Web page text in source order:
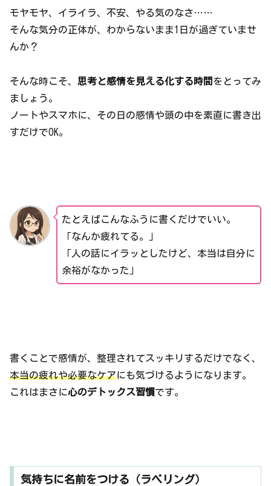
モヤモヤ、イライラ、不安、やる気のなさ……
そんな気分の正体が、わからないまま1日が過ぎていませ
んか？
そんな時こそ、 思考と感情を見える化する時間 をとってみ
ましょう。
ノートやスマホに、その日の感情や頭の中を素直に書き出
すだけでOK。
たとえばこんなふうに書くだけでいい。
「なんか疲れてる。」
「人の話にイラッとしたけど、本当は自分に
余裕がなかった」
書くことで感情が、整理されてスッキリするだけでなく、
本当の疲れや必要なケアにも気づけるようになります。
これはまさに心のデトックス習慣です。
気持ちに名前をつける（ラベリング）